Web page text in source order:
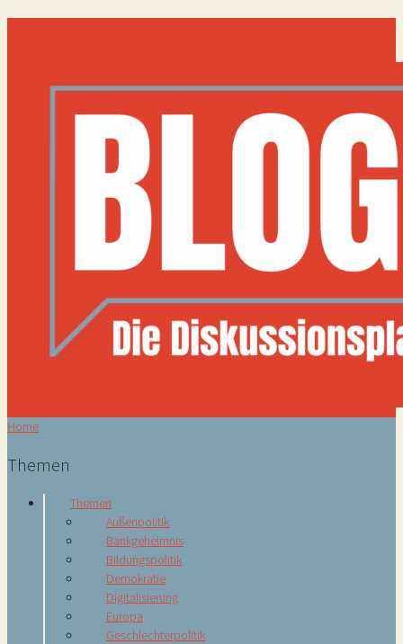
Home
Themen
Themen
Außenpolitik
Bankgeheimnis
Bildungspolitik
Demokratie
Digitalisierung
Europa
Geschlechterpolitik